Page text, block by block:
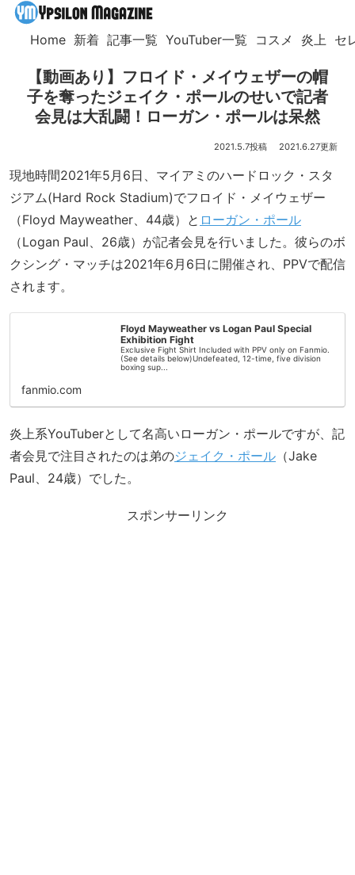
Home 新着 記事一覧 YouTuber一覧 コスメ 炎上 セ
【動画あり】フロイド・メイウェザーの帽
子を奪ったジェイク・ポールのせいで記者
会見は大乱闘！ローガン・ポールは呆然
2021.5.7 2021.6.27
現地時間2021年5月6日、マイアミのハードロック・スタ
ジアム(Hard Rock Stadium)でフロイド・メイウェザー
（Floyd Mayweather、44歳）と ローガン・ポール
（Logan Paul、26歳）が記者会見を行いました。彼らのボ
クシング・マッチは2021年6月6日に開催され、PPVで配信
されます。
Floyd Mayweather vs Logan Paul Special
Exhibition Fight
Exclusive Fight Shirt Included with PPV only on Fanmio.
(See details below)Undefeated, 12-time, five division
boxing sup...
fanmio.com
炎上系YouTuberとして名高いローガン・ポールですが、記
者会見で注目されたのは弟のジェイク・ポール （Jake
Paul、24歳）でした。
スポンサーリンク